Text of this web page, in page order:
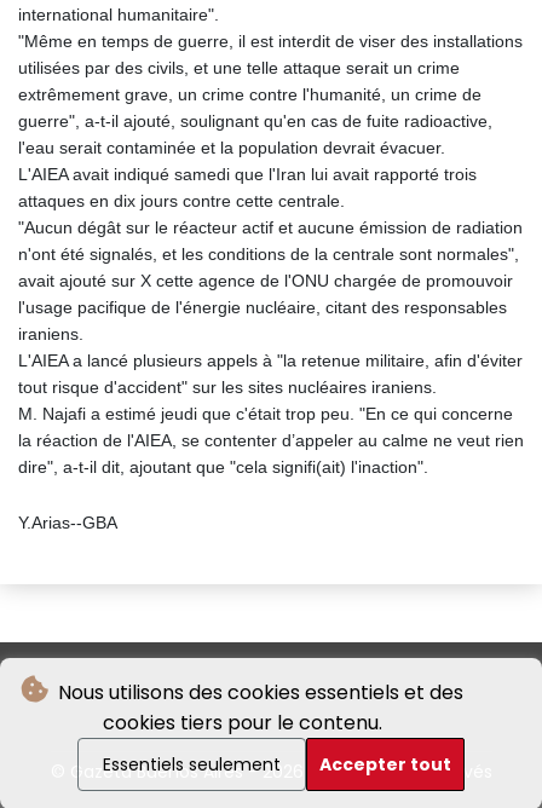
Nous utilisons des cookies essentiels et des
cookies tiers pour le contenu.
Essentiels seulement Accepter tout
international humanitaire".
"Même en temps de guerre, il est interdit de viser des installations
utilisées par des civils, et une telle attaque serait un crime
extrêmement grave, un crime contre l'humanité, un crime de
guerre", a-t-il ajouté, soulignant qu'en cas de fuite radioactive,
l'eau serait contaminée et la population devrait évacuer.
L'AIEA avait indiqué samedi que l'Iran lui avait rapporté trois
attaques en dix jours contre cette centrale.
"Aucun dégât sur le réacteur actif et aucune émission de radiation
n'ont été signalés, et les conditions de la centrale sont normales",
avait ajouté sur X cette agence de l'ONU chargée de promouvoir
l'usage pacifique de l'énergie nucléaire, citant des responsables
iraniens.
L'AIEA a lancé plusieurs appels à "la retenue militaire, afin d'éviter
tout risque d'accident" sur les sites nucléaires iraniens.
M. Najafi a estimé jeudi que c'était trop peu. "En ce qui concerne
la réaction de l'AIEA, se contenter d’appeler au calme ne veut rien
dire", a-t-il dit, ajoutant que "cela signifi(ait) l'inaction".
Y.Arias--GBA
© Gazeta Buenos Aires - 2026 - Tous droits réservés